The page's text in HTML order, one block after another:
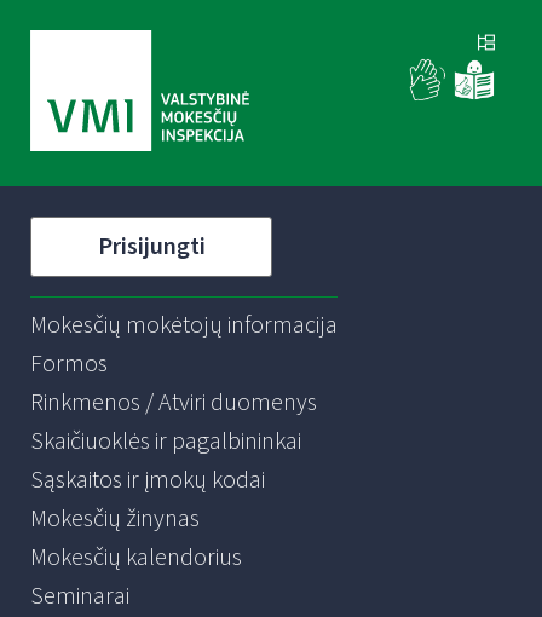
Prisijungti
Mokesčių mokėtojų informacija
Formos
Rinkmenos / Atviri duomenys
Skaičiuoklės ir pagalbininkai
Sąskaitos ir įmokų kodai
Mokesčių žinynas
Mokesčių kalendorius
Seminarai